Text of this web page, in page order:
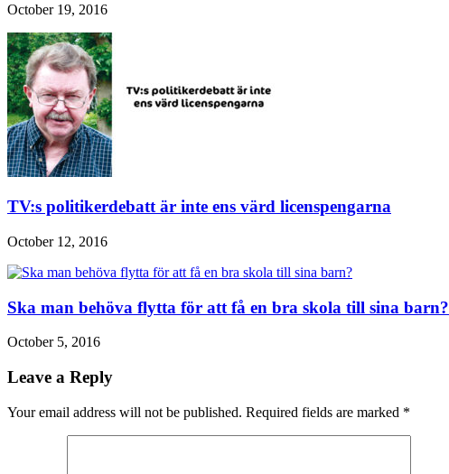
October 19, 2016
TV:s politikerdebatt är inte ens värd licenspengarna
October 12, 2016
Ska man behöva flytta för att få en bra skola till sina barn?
October 5, 2016
Leave a Reply
Your email address will not be published. Required fields are marked *